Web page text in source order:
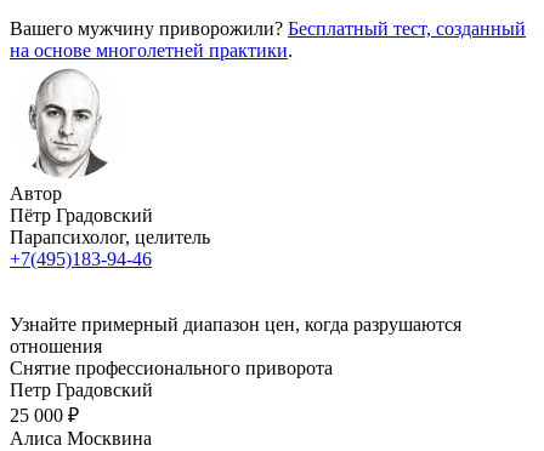
Вашего мужчину приворожили? Бесплатный тест, созданный
на основе многолетней практики.
Автор
Пётр Градовский
Парапсихолог, целитель
+7(495)183-94-46
Узнайте примерный диапазон цен, когда разрушаются
отношения
Снятие профессионального приворота
Петр Градовский
25 000 ₽
Алиса Москвина